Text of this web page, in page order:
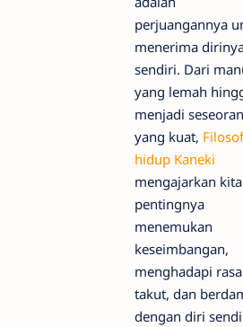
perjuangannya
menerima
sendiri. Dari
yang lemah
menjadi
yang kuat,
hidup Kaneki
mengajarkan kita
pentingnya
menemukan
keseimbangan,
menghadapi rasa
takut, dan
dengan diri